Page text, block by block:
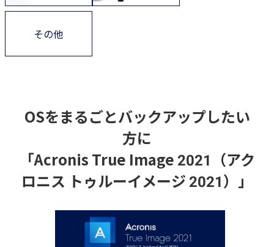
その他
OSをまるごとバックアップしたい
方に
「Acronis True Image 2021（アク
ロニス トゥルーイメージ 2021）」